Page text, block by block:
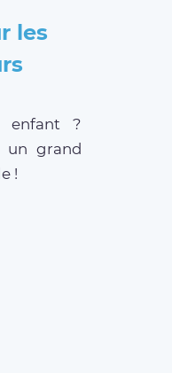
les
enfant ?
un grand
!